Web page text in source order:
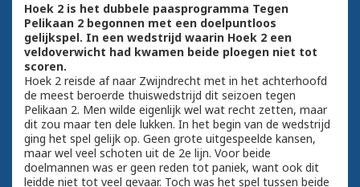
Hoek 2 is het dubbele paasprogramma Tegen
Pelikaan 2 begonnen met een doelpuntloos
gelijkspel. In een wedstrijd waarin Hoek 2 een
veldoverwicht had kwamen beide ploegen niet tot
scoren.
Hoek 2 reisde af naar Zwijndrecht met in het achterhoofd
de meest beroerde thuiswedstrijd dit seizoen tegen
Pelikaan 2. Men wilde eigenlijk wel wat recht zetten, maar
dit zou maar ten dele lukken. In het begin van de wedstrijd
ging het spel gelijk op. Geen grote uitgespeelde kansen,
maar wel veel schoten uit de 2e lijn. Voor beide
doelmannen was er geen reden tot paniek, want ook dit
leidde niet tot veel gevaar. Toch was het spel tussen beide